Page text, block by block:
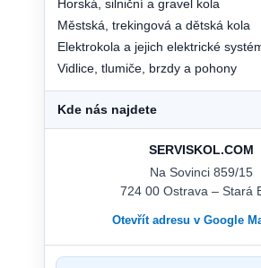
Horská, silniční a gravel kola
Městská, trekingová a dětská kola
Elektrokola a jejich elektrické
Vidlice, tlumiče, brzdy a pohony
Kde nás najdete
SERVISKOL.COM
Na Sovinci 859/15
724 00 Ostrava – Stará
Otevřít adresu v Google